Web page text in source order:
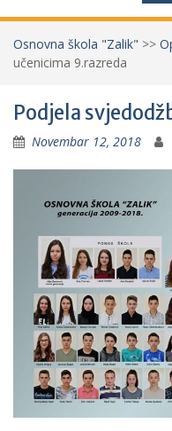
Osnovna škola "Zalik" >>
učenicima 9.razreda
Podjela
Novembar 12, 2018